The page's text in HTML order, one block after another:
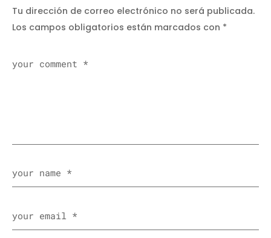
Tu dirección de correo electrónico no será publicada.
Los campos obligatorios están marcados con *